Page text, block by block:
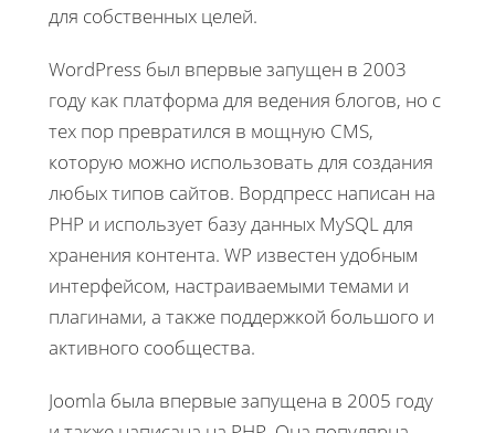
для собственных целей.
WordPress был впервые запущен в 2003
году как платформа для ведения блогов, но с
тех пор превратился в мощную CMS,
которую можно использовать для создания
любых типов сайтов. Вордпресс написан на
PHP и использует базу данных MySQL для
хранения контента. WP известен удобным
интерфейсом, настраиваемыми темами и
плагинами, а также поддержкой большого и
активного сообщества.
Joomla была впервые запущена в 2005 году